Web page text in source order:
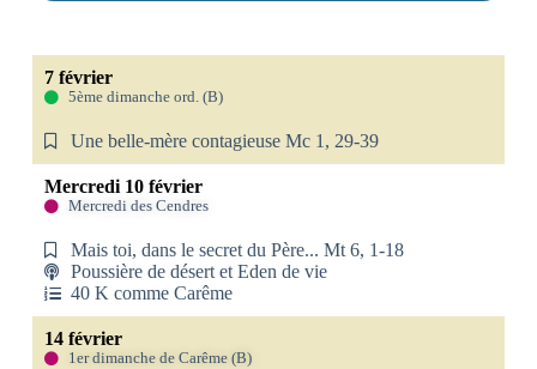
7 février
5ème dimanche ord. (B)
Une belle-mère contagieuse Mc 1, 29-39
Mercredi 10 février
Mercredi des Cendres
Mais toi, dans le secret du Père... Mt 6, 1-18
Poussière de désert et Eden de vie
40 K comme Carême
14 février
1er dimanche de Carême (B)